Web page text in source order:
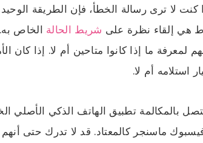
كنت لا ترى رسالة الخطأ، فإن الطريقة
هي إلقاء نظرة على شريط الحالة الخاص
لمعرفة ما إذا كانوا متاحين أم لا. إذا كان
استلامه أم لا.
بالمكالمة تطبيق الهاتف الذكي الأصلي
ماسنجر كالمعتاد. قد لا تدرك حتى أنهم